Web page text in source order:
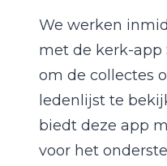
We werken
met de kerk-app
om de collectes
ledenlijst te
biedt deze app
voor het